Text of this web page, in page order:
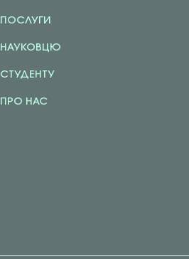
ПОСЛУГИ
НАУКОВЦЮ
СТУДЕНТУ
ПРО НАС